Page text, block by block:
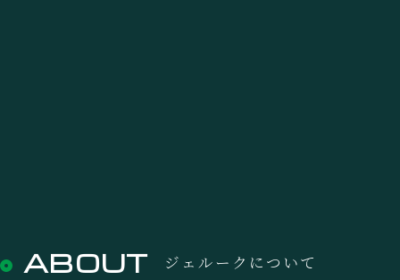
ABOUT ジェルークについて